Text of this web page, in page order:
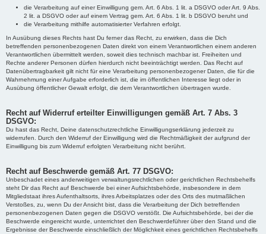
die Verarbeitung auf einer Einwilligung gem. Art. 6 Abs. 1 lit. a DSGVO oder Art. 9 Abs.
2 lit. a DSGVO oder auf einem Vertrag gem. Art. 6 Abs. 1 lit. b DSGVO beruht und
die Verarbeitung mithilfe automatisierter Verfahren erfolgt.
In Ausübung dieses Rechts hast Du ferner das Recht, zu erwirken, dass die Dich
betreffenden personenbezogenen Daten direkt von einem Verantwortlichen einem anderen
Verantwortlichen übermittelt werden, soweit dies technisch machbar ist. Freiheiten und
Rechte anderer Personen dürfen hierdurch nicht beeinträchtigt werden. Das Recht auf
Datenübertragbarkeit gilt nicht für eine Verarbeitung personenbezogener Daten, die für die
Wahrnehmung einer Aufgabe erforderlich ist, die im öffentlichen Interesse liegt oder in
Ausübung öffentlicher Gewalt erfolgt, die dem Verantwortlichen übertragen wurde.
Recht auf Widerruf erteilter Einwilligungen gemäß Art. 7 Abs. 3
DSGVO:
Du hast das Recht, Deine datenschutzrechtliche Einwilligungserklärung jederzeit zu
widerrufen. Durch den Widerruf der Einwilligung wird die Rechtmäßigkeit der aufgrund der
Einwilligung bis zum Widerruf erfolgten Verarbeitung nicht berührt.
Recht auf Beschwerde gemäß Art. 77 DSGVO:
Unbeschadet eines anderweitigen verwaltungsrechtlichen oder gerichtlichen Rechtsbehelfs
steht Dir das Recht auf Beschwerde bei einer Aufsichtsbehörde, insbesondere in dem
Mitgliedstaat ihres Aufenthaltsorts, ihres Arbeitsplatzes oder des Orts des mutmaßlichen
Verstoßes, zu, wenn Du der Ansicht bist, dass die Verarbeitung der Dich betreffenden
personenbezogenen Daten gegen die DSGVO verstößt. Die Aufsichtsbehörde, bei der die
Beschwerde eingereicht wurde, unterrichtet den Beschwerdeführer über den Stand und die
Ergebnisse der Beschwerde einschließlich der Möglichkeit eines gerichtlichen Rechtsbehelfs